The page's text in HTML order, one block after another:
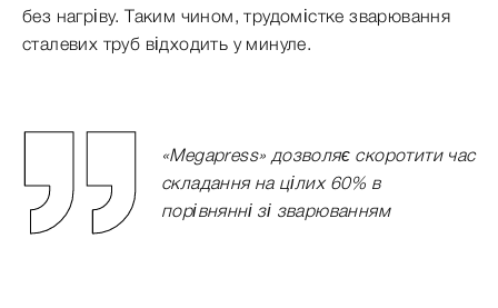
без нагріву. Таким чином, трудомістке зварювання
сталевих труб відходить у минуле.
«Megapress» дозволяє скоротити час
складання на цілих 60% в
порівнянні зі зварюванням